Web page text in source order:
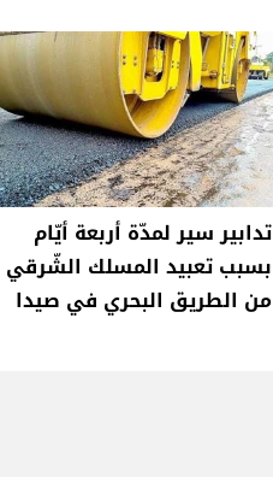
تدابير سير لمدّة أربعة أيّام
بسبب تعبيد المسلك الشّرقي
من الطريق البحري في صيدا